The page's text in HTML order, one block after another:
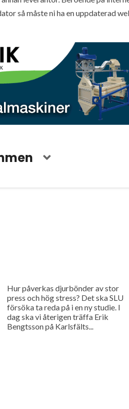
så måste ni ha en uppdaterad
Hur påverkas djurbönder av stor
press och hög stress? Det ska SLU
försöka ta reda på i en ny studie. I
dag ska vi återigen träffa Erik
Bengtsson på Karlsfälts...